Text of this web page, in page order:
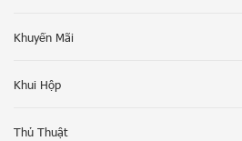
Khuyến Mãi
Khui Hộp
Thủ Thuật